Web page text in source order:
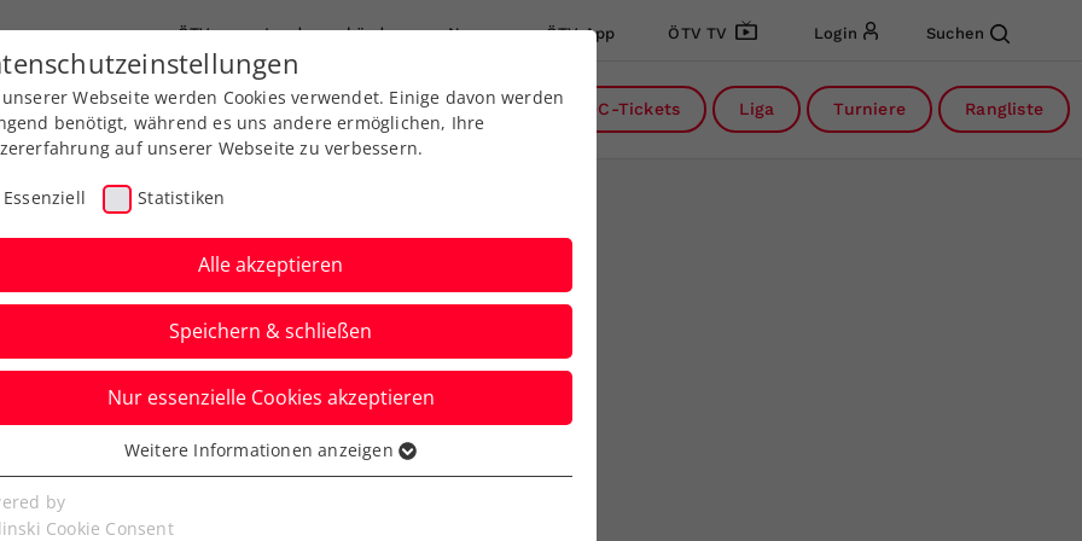
ÖTV Landesverbände News ÖTV App ÖTV TV Login Suchen
Ausbildung Services Über uns DC-Tickets Liga Turniere Rangliste
Montag ist Steirer-
Misolic starten
Webseite werden Cookies verwendet. Einige davon werden
benötigt, während es uns andere ermöglichen, Ihre
auf unserer Webseite zu verbessern.
Essenziell Statistiken
Alle akzeptieren
Speichern & schließen
Nur essenzielle Cookies akzeptieren
Cookies werden für grundlegende Funktionen der
benötigt. Dadurch ist gewährleistet, dass die Webseite
Weitere Informationen anzeigen
by
Cookie Consent